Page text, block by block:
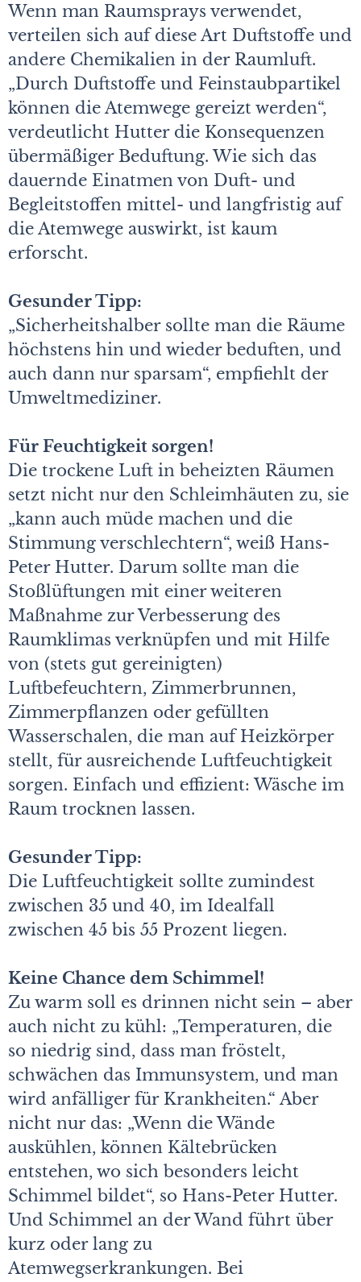
Wenn man Raumsprays verwendet,
verteilen sich auf diese Art Duftstoffe und
andere Chemikalien in der Raumluft.
„Durch Duftstoffe und Feinstaubpartikel
können die Atemwege gereizt werden“,
verdeutlicht Hutter die Konsequenzen
übermäßiger Beduftung. Wie sich das
dauernde Einatmen von Duft- und
Begleitstoffen mittel- und langfristig auf
die Atemwege auswirkt, ist kaum
erforscht.
Gesunder Tipp:
„Sicherheitshalber sollte man die Räume
höchstens hin und wieder beduften, und
auch dann nur sparsam“, empfiehlt der
Umweltmediziner.
Für Feuchtigkeit sorgen!
Die trockene Luft in beheizten Räumen
setzt nicht nur den Schleimhäuten zu, sie
„kann auch müde machen und die
Stimmung verschlechtern“, weiß Hans-
Peter Hutter. Darum sollte man die
Stoßlüftungen mit einer weiteren
Maßnahme zur Verbesserung des
Raumklimas verknüpfen und mit Hilfe
von (stets gut gereinigten)
Luftbefeuchtern, Zimmerbrunnen,
Zimmerpflanzen oder gefüllten
Wasserschalen, die man auf Heizkörper
stellt, für ausreichende Luftfeuchtigkeit
sorgen. Einfach und effizient: Wäsche im
Raum trocknen lassen.
Gesunder Tipp:
Die Luftfeuchtigkeit sollte zumindest
zwischen 35 und 40, im Idealfall
zwischen 45 bis 55 Prozent liegen.
Keine Chance dem Schimmel!
Zu warm soll es drinnen nicht sein – aber
auch nicht zu kühl: „Temperaturen, die
so niedrig sind, dass man fröstelt,
schwächen das Immunsystem, und man
wird anfälliger für Krankheiten.“ Aber
nicht nur das: „Wenn die Wände
auskühlen, können Kältebrücken
entstehen, wo sich besonders leicht
Schimmel bildet“, so Hans-Peter Hutter.
Und Schimmel an der Wand führt über
kurz oder lang zu
Atemwegserkrankungen. Bei